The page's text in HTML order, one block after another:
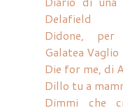
Delafield
Didone, per
Galatea Vaglio
Die for me, di
Dillo tu a
Dimmi che